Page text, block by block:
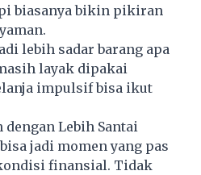
biasanya bikin pikiran
lebih sadar barang apa
layak dipakai
impulsif bisa ikut
Lebih Santai
jadi momen yang pas
finansial. Tidak